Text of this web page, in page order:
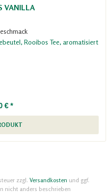
VANILLA
€ *
zzgl. Versandkosten und ggf.
nicht anders beschrieben